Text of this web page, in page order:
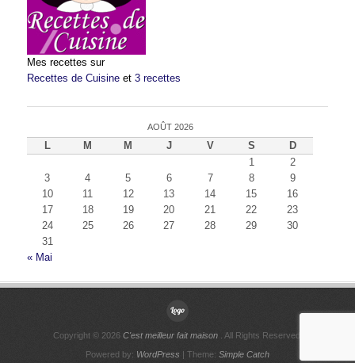
Mes recettes sur
Recettes de Cuisine et 3 recettes
AOÛT 2026
L M M J V S
D
1
2
3
4 5 6 7 8
9
10
11 12 13 14 15
16
17
18 19 20 21 22
23
24
25 26 27 28 29
30
31
« Mai
Copyright © 2026 C'est meilleur fait maison. All Rights Reserved.
Powered by: WordPress | Theme: Simple Catch